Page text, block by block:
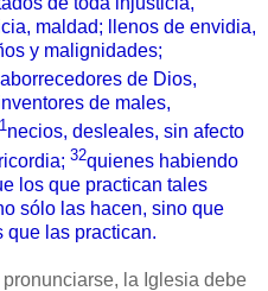
maldad; llenos de envidia,
y malignidades;
de Dios,
de males,
necios, desleales, sin afecto
32quienes habiendo
los que practican tales
sólo las hacen, sino que
que las practican.
la Iglesia debe